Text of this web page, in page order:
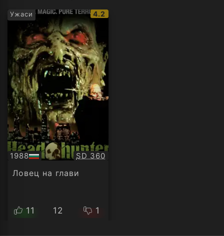
Ужаси
IMDb
рейтинг:
4.2
1988
БГ
аудио
Качество:
SD 360
Ловец на глави
11 12 1